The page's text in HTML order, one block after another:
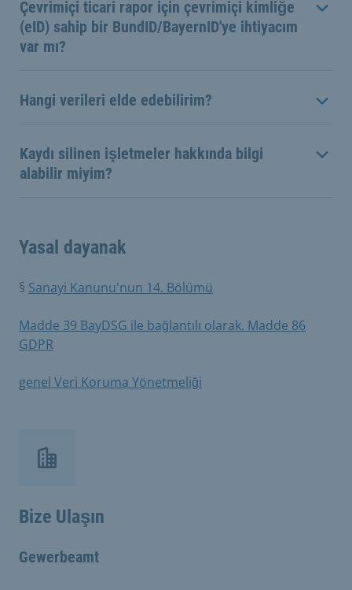
Çevrimiçi ticari rapor için çevrimiçi kimliğe
(eID) sahip bir BundID/BayernID'ye ihtiyacım
var mı?
Hangi verileri elde edebilirim?
Kaydı silinen işletmeler hakkında bilgi
alabilir miyim?
Yasal dayanak
§ Sanayi Kanunu'nun 14. Bölümü
Madde 39 BayDSG ile bağlantılı olarak. Madde 86
GDPR
genel Veri Koruma Yönetmeliği
Bize Ulaşın
Gewerbeamt